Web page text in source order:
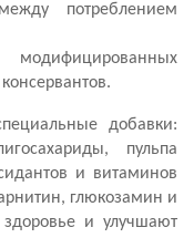
потреблением
добавки:
пульпа
и витаминов
глюкозамин и
и улучшают